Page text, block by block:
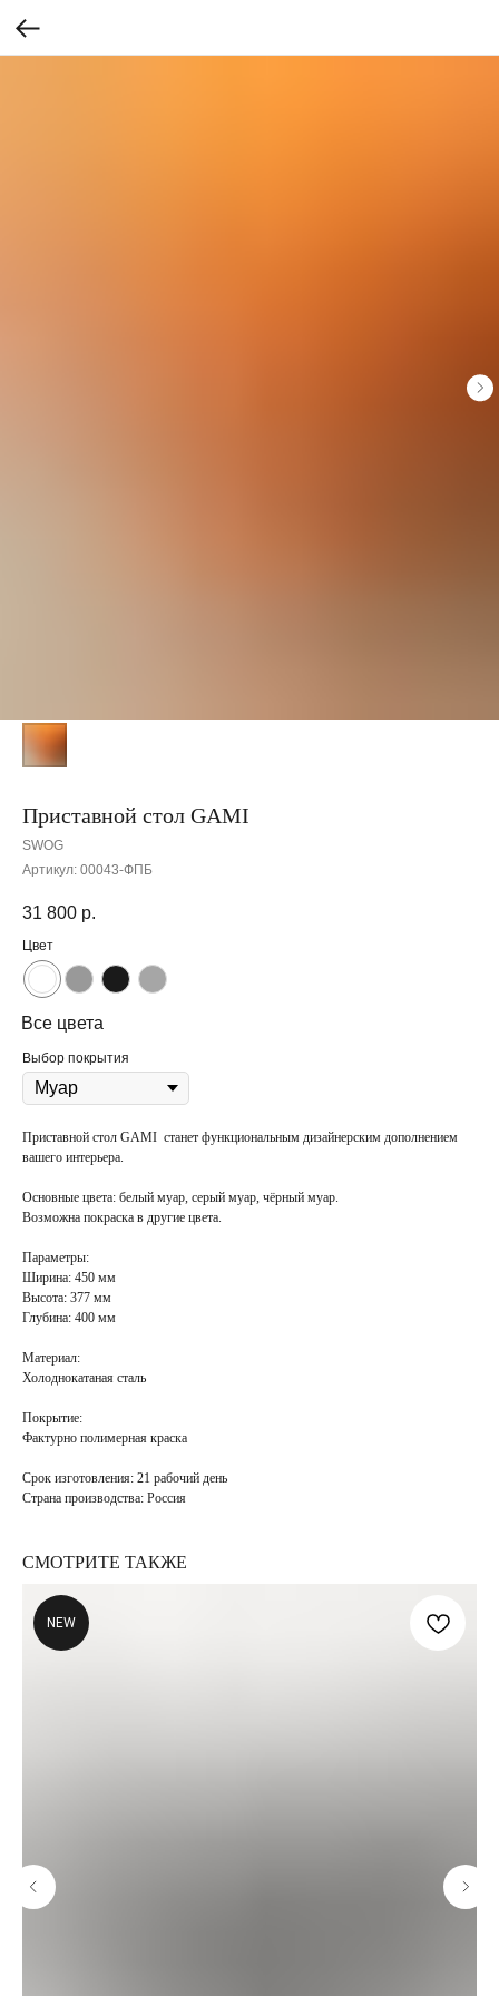
Приставной стол GAMI
SWOG
Артикул: 00043-ФПБ
31 800 р.
Цвет
Все цвета
Выбор покрытия
Приставной стол GAMI станет функциональным дизайнерским дополнением
вашего интерьера.
Основные цвета: белый муар, серый муар, чёрный муар.
Возможна покраска в другие цвета.
Параметры:
Ширина: 450 мм
Высота: 377 мм
Глубина: 400 мм
Материал:
Холоднокатаная сталь
Покрытие:
Фактурно полимерная краска
Срок изготовления: 21 рабочий день
Страна производства: Россия
СМОТРИТЕ ТАКЖЕ
NEW